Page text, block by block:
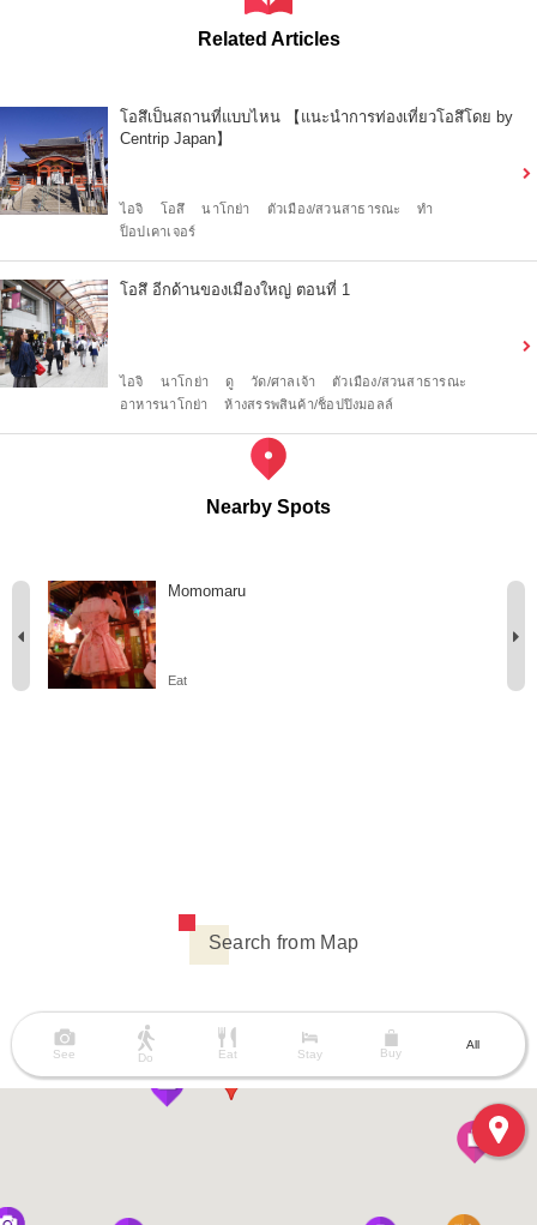
Related Articles
โอสึเป็นสถานที่แบบไหน 【แนะนำการท่องเที่ยวโอสึโดย by
Centrip Japan】
ไอจิ โอสึ นาโกย่า ตัวเมือง/สวนสาธารณะ
ทำ
ป็อปเคาเจอร์
โอสึ อีกด้านของเมืองใหญ่ ตอนที่ 1
ไอจิ นาโกย่า ดู วัด/ศาลเจ้า
ตัวเมือง/สวนสาธารณะ
อาหารนาโกย่า
ห้างสรรพสินค้า/ช็อปปิงมอลล์
Nearby Spots
Momomaru
Eat
Search from Map
See Do Eat Stay Buy
All